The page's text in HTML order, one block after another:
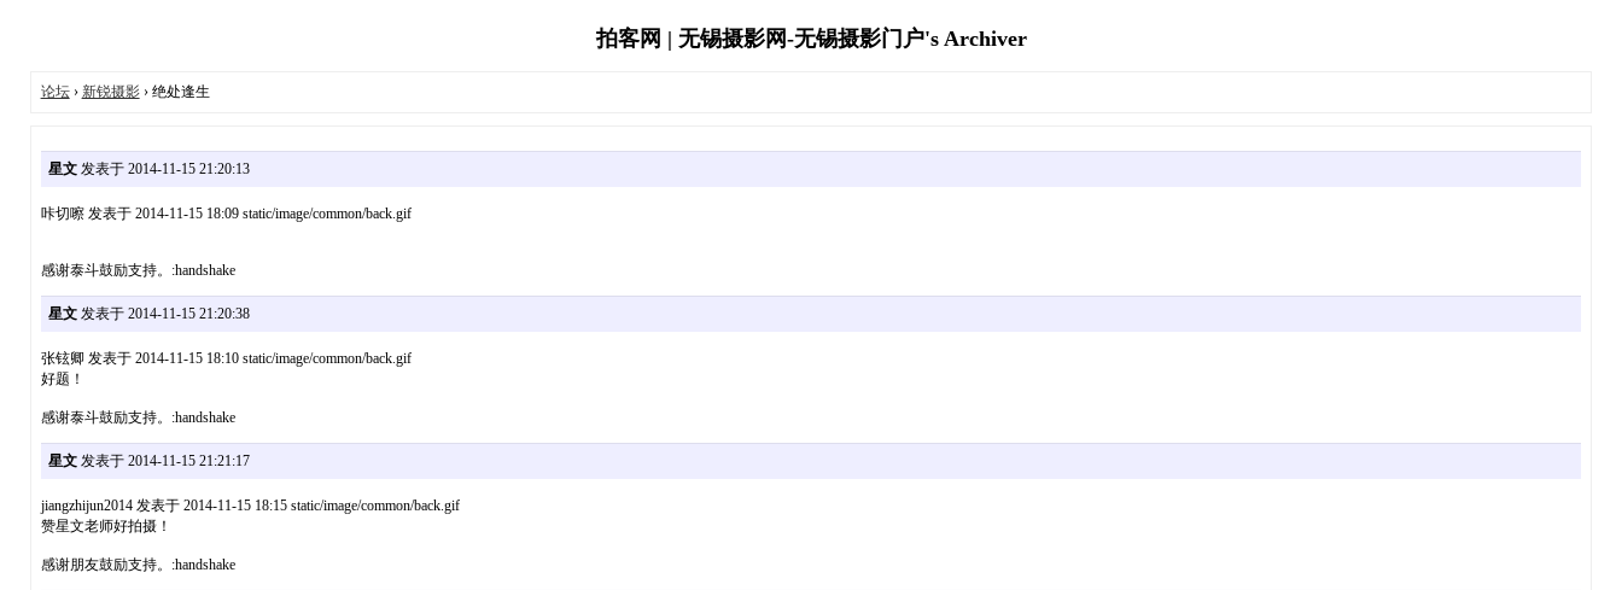
拍客网 | 无锡摄影网-无锡摄影门户's Archiver
论坛› 新锐摄影› 绝处逢生
星文发表于 2014-11-15 21:20:13
咔切嚓 发表于 2014-11-15 18:09 static/image/common/back.gif
感谢泰斗鼓励支持。:handshake
星文发表于 2014-11-15 21:20:38
张铉卿 发表于 2014-11-15 18:10 static/image/common/back.gif
好题！
感谢泰斗鼓励支持。:handshake
星文发表于 2014-11-15 21:21:17
jiangzhijun2014 发表于 2014-11-15 18:15 static/image/common/back.gif
赞星文老师好拍摄！
感谢朋友鼓励支持。:handshake